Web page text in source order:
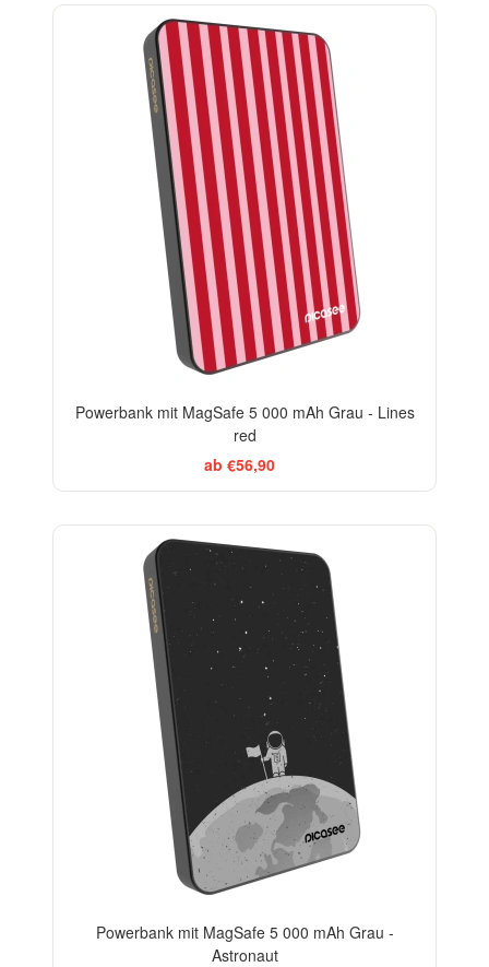
Powerbank mit MagSafe 5 000 mAh Grau - Lines
red
ab €56,90
Powerbank mit MagSafe 5 000 mAh Grau -
Astronaut